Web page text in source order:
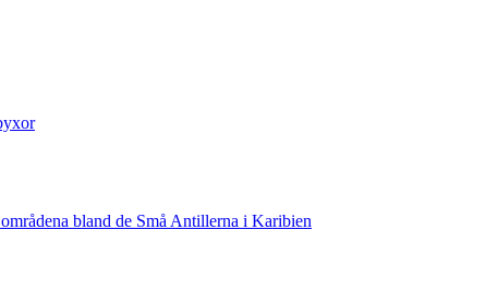
bland de Små Antillerna i Karibien